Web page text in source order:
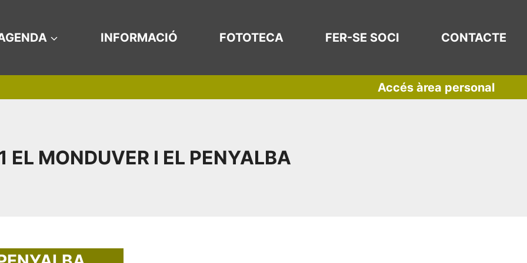
INFORMACIÓ FOTOTECA FER-SE SOCI CONTACTE
Accés àrea personal
EL MONDUVER I EL PENYALBA